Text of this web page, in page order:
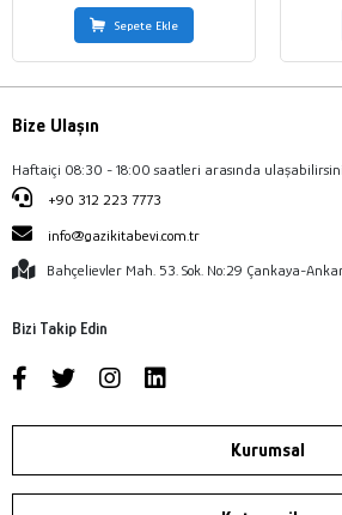
Sepete Ekle
Bize Ulaşın
Haftaiçi 08:30 - 18:00 saatleri arasında
+90 312 223 7773
info@gazikitabevi.com.tr
Bahçelievler Mah. 53. Sok. No:29 Çankaya-
Bizi Takip Edin
Kurumsal